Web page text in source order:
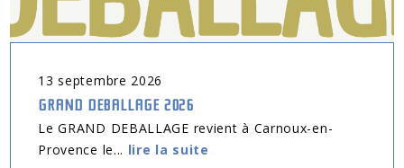
13 septembre 2026
GRAND DEBALLAGE 2026
Le GRAND DEBALLAGE revient à Carnoux-en-
Provence le... lire la suite